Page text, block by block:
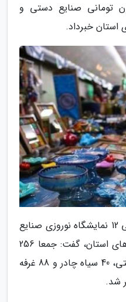
و 300 میلیون تومانی صنایع دستی و
استان خبرداد.
حسین ویسی با اشاره به برپایی 12 نمایشگاه نوروزی صنایع
دستی و سوغات در شهرستان های استان، گفت: جمعا 256
غرفه شامل 128 غرفه صنایع دستی، 40 سیاه چادر و 88 غرفه
شد.